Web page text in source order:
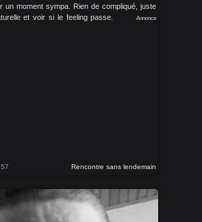
un moment sympa. Rien de compliqué, juste
et voir si le feeling passe.
Annonce
Rencontre sans lendemain